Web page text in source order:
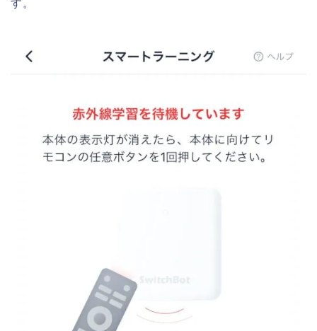
す。